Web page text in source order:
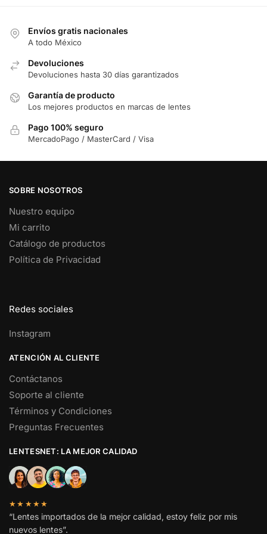
Envíos gratis nacionales
A todo México
Devoluciones
Devoluciones hasta 30 días garantizados
Garantía de producto
Los mejores productos en marcas de lentes
Pago 100% seguro
MercadoPago / MasterCard / Visa
SOBRE NOSOTROS
Nuestro equipo
Mi carrito
Catálogo de productos
Política de Privacidad
Redes sociales
Instagram
ATENCIÓN AL CLIENTE
Contáctanos
Soporte al cliente
Términos y Condiciones
Preguntas Frecuentes
LENTESNET: LA MEJOR CALIDAD
★★★★★
“Lentes importados de la mejor calidad, estoy feliz por mis
nuevos lentes”.